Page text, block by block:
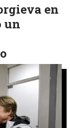
en
un